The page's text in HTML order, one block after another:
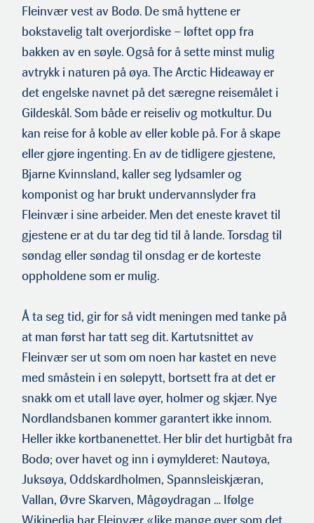
Fleinvær vest av Bodø. De små hyttene er
bokstavelig talt overjordiske – løftet opp fra
bakken av en søyle. Også for å sette minst mulig
avtrykk i naturen på øya. The Arctic Hideaway er
det engelske navnet på det særegne reisemålet i
Gildeskål. Som både er reiseliv og motkultur. Du
kan reise for å koble av eller koble på. For å skape
eller gjøre ingenting. En av de tidligere gjestene,
Bjarne Kvinnsland, kaller seg lydsamler og
komponist og har brukt undervannslyder fra
Fleinvær i sine arbeider. Men det eneste kravet til
gjestene er at du tar deg tid til å lande. Torsdag til
søndag eller søndag til onsdag er de korteste
oppholdene som er mulig.
Å ta seg tid, gir for så vidt meningen med tanke på
at man først har tatt seg dit. Kartutsnittet av
Fleinvær ser ut som om noen har kastet en neve
med småstein i en sølepytt, bortsett fra at det er
snakk om et utall lave øyer, holmer og skjær. Nye
Nordlandsbanen kommer garantert ikke innom.
Heller ikke kortbanenettet. Her blir det hurtigbåt fra
Bodø; over havet og inn i øymylderet: Nautøya,
Juksøya, Oddskardholmen, Spannsleiskjæran,
Vallan, Øvre Skarven, Mågøydragan … Ifølge